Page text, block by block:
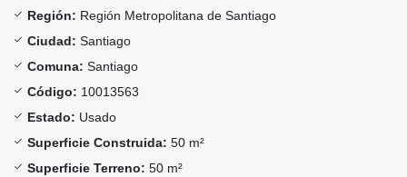
Región: Región Metropolitana de Santiago
Ciudad: Santiago
Comuna: Santiago
Código: 10013563
Estado: Usado
Superficie Construida: 50 m²
Superficie Terreno: 50 m²